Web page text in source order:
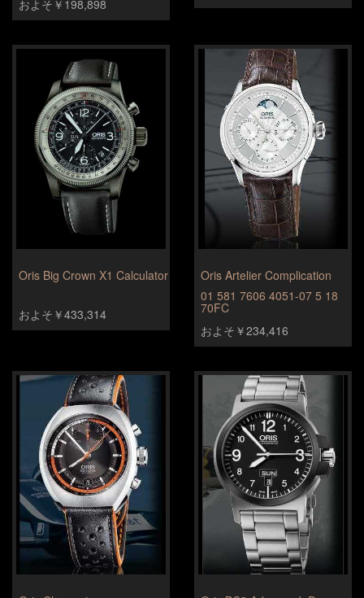
およそ￥198,898
Oris Big Crown X1 Calculator
およそ￥433,314
Oris Artelier Complication
01 581 7606 4051-07 5 18
70FC
およそ￥234,416